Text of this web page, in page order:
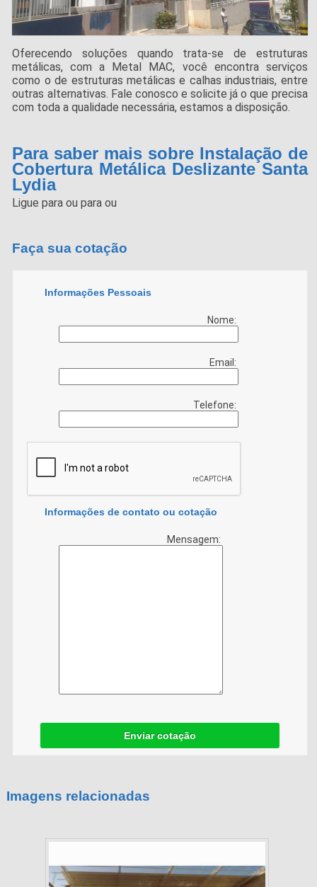
Oferecendo soluções quando trata-se de estruturas
metálicas, com a Metal MAC, você encontra serviços
como o de estruturas metálicas e calhas industriais, entre
outras alternativas. Fale conosco e solicite já o que precisa
com toda a qualidade necessária, estamos a disposição.
Para saber mais sobre Instalação de
Cobertura Metálica Deslizante Santa
Lydia
Ligue paraou paraou
Faça sua cotação
Informações Pessoais
Nome:
Email:
Telefone:
Informações de contato ou cotação
Mensagem:
Enviar cotação
Imagens relacionadas